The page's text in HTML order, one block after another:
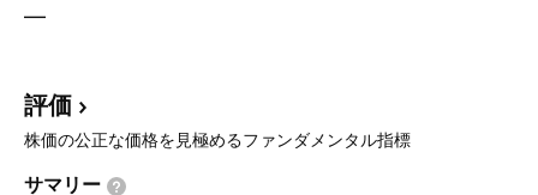
—
評価
株価の公正な価格を見極めるファンダメンタル指標
サマリー